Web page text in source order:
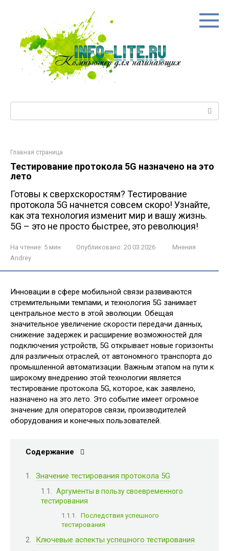
Главная страница
Тестирование протокола 5G назначено на это
лето
Готовы к сверхскоростям? Тестирование
протокола 5G начнется совсем скоро! Узнайте,
как эта технология изменит мир и вашу жизнь.
5G – это не просто быстрее, это революция!
На чтение: 5 мин Опубликовано: 20.03.2026
Мнения
Andrey
Инновации в сфере мобильной связи развиваются
стремительными темпами, и технология 5G занимает
центральное место в этой эволюции. Обещая
значительное увеличение скорости передачи данных,
снижение задержек и расширение возможностей для
подключения устройств, 5G открывает новые горизонты
для различных отраслей, от автономного транспорта до
промышленной автоматизации. Важным этапом на пути к
широкому внедрению этой технологии является
тестирование протокола 5G, которое, как заявлено,
назначено на это лето. Это событие имеет огромное
значение для операторов связи, производителей
оборудования и конечных пользователей.
Содержание
Значение тестирования протокола 5G
Аргументы в пользу своевременного
тестирования
Последствия успешного
тестирования
Ключевые аспекты успешного тестирования